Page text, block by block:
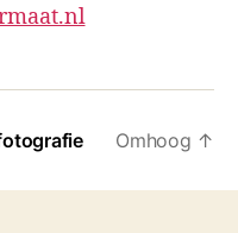
Omhoog ↑